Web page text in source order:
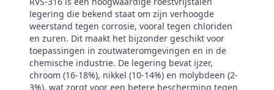
legering die bekend staat om zijn verhoogde
weerstand tegen corrosie, vooral tegen chloriden
en zuren. Dit maakt het bijzonder geschikt voor
toepassingen in zoutwateromgevingen en in de
chemische industrie. De legering bevat ijzer,
chroom (16-18%), nikkel (10-14%) en molybdeen (2-
3%), wat zorgt voor een betere bescherming tegen